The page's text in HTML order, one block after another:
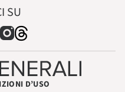
SU
D’USO